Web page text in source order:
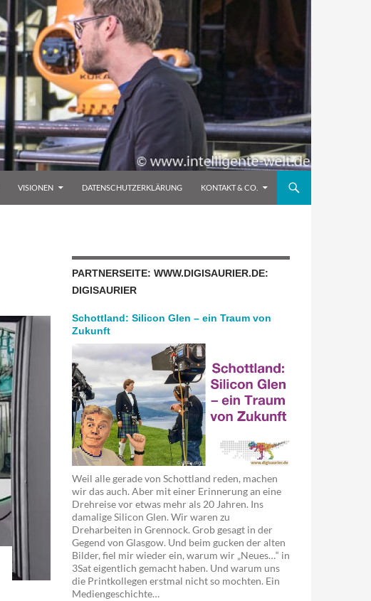
VISIONEN DATENSCHUTZERKLÄRUNG KONTAKT & CO.
PARTNERSEITE: WWW.DIGISAURIER.DE:
DIGISAURIER
Schottland: Silicon Glen – ein Traum von
Zukunft
Weil alle gerade von Schottland reden, machen
wir das auch. Aber mit einer Erinnerung an eine
Drehreise vor etwas mehr als 20 Jahren. Ins
damalige Silicon Glen. Wir waren zu
Dreharbeiten in Grennock. Grob gesagt in der
Gegend von Glasgow. Und beim gucken der alten
Bilder, fiel mir wieder ein, warum wir „Neues…“ in
3Sat eigentlich gemacht haben. Und warum uns
die Printkollegen erstmal nicht so mochten. Ein
Mediengeschichte…